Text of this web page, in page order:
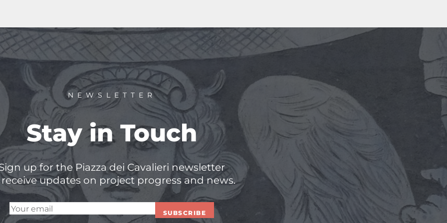
NEWSLETTER
Stay in Touch
up for the Piazza dei Cavalieri newsletter
updates on project progress and news.
SUBSCRIBE